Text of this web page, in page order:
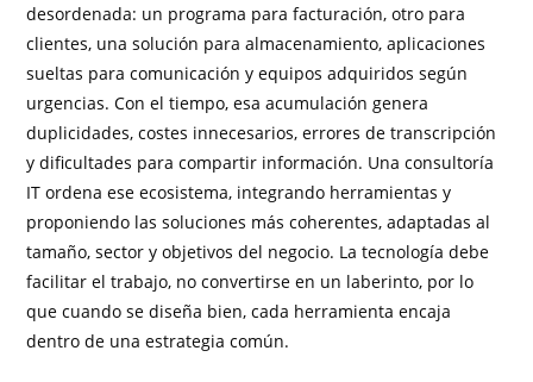
desordenada: un programa para facturación, otro para
clientes, una solución para almacenamiento, aplicaciones
sueltas para comunicación y equipos adquiridos según
urgencias. Con el tiempo, esa acumulación genera
duplicidades, costes innecesarios, errores de transcripción
y dificultades para compartir información. Una consultoría
IT ordena ese ecosistema, integrando herramientas y
proponiendo las soluciones más coherentes, adaptadas al
tamaño, sector y objetivos del negocio. La tecnología debe
facilitar el trabajo, no convertirse en un laberinto, por lo
que cuando se diseña bien, cada herramienta encaja
dentro de una estrategia común.